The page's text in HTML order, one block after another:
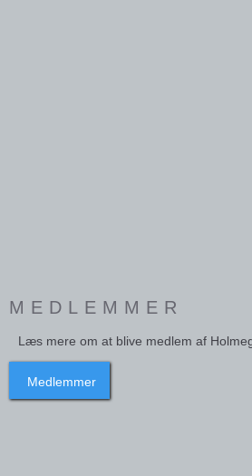
MEDLEMMER
Læs mere om at blive medlem af
Medlemmer